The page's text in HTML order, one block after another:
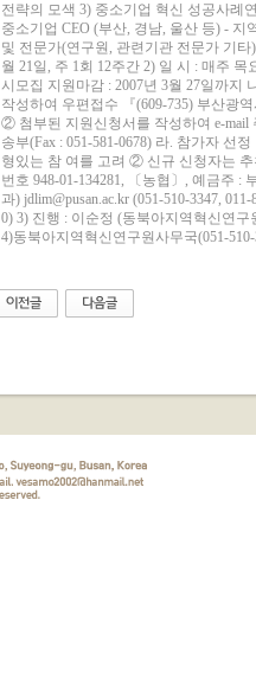
전략의 모색 3) 중소기업 혁신 성공사례
중소기업 CEO (부산, 경남, 울산 등) -
및 전문가(연구원, 관련기관 전문가 기타
월 21일, 주 1회 12주간 2) 일 시 : 매주
시모집 지원마감 : 2007년 3월 27일까
작성하여 우편접수 『(609-735) 부산광
② 첨부된 지원신청서를 작성하여 e-mail
송부(Fax : 051-581-0678) 라. 참가자 선
형있는 참 여를 고려 ② 신규 신청자는
번호 948-01-134281, 〔농협〕, 예금주 :
과) jdlim@pusan.ac.kr (051-510-3347,
0) 3) 진행 : 이순정 (동북아지역혁신연구
4)동북아지역혁신연구원사무국(051-